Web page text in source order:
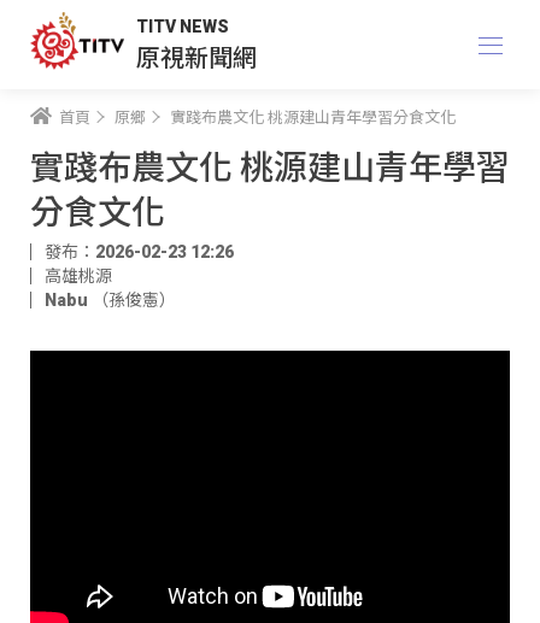
TITV NEWS
原視新聞網
首頁 原鄉 實踐布農文化 桃源建山青年學習分食文化
實踐布農文化 桃源建山青年學習
分食文化
發布：2026-02-23 12:26
高雄桃源
Nabu （孫俊憲）